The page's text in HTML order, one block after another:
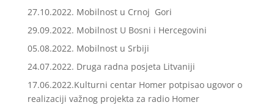
27.10.2022. Mobilnost u Crnoj Gori
29.09.2022. Mobilnost U Bosni i Hercegovini
05.08.2022. Mobilnost u Srbiji
24.07.2022. Druga radna posjeta Litvaniji
17.06.2022.Kulturni centar Homer potpisao ugovor o
realizaciji važnog projekta za radio Homer